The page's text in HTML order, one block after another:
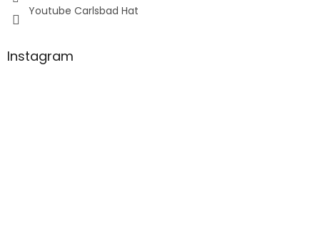
Youtube Carlsbad Hat
Instagram